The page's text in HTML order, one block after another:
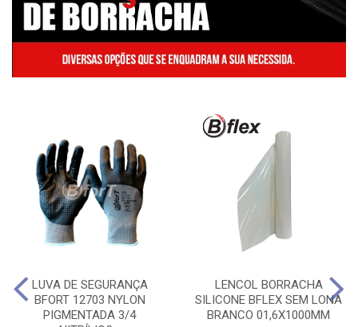
LUVA DE SEGURANÇA
BFORT 12703 NYLON
PIGMENTADA 3/4
LENCOL BORRACHA
SILICONE BFLEX SEM LONA
BRANCO 01,6X1000MM